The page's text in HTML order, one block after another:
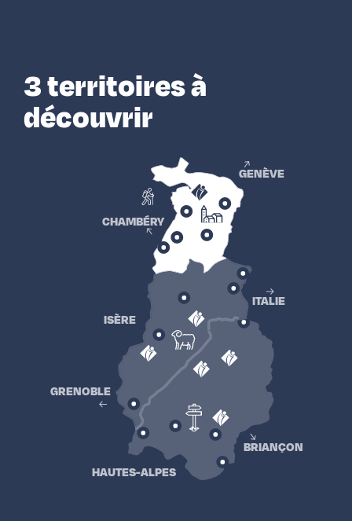
3 territoires à
découvrir
HAUTES-ALPES
ISÈRE
GRENOBLE
CHAMBÉRY
GENÈVE
ITALIE
BRIANÇON